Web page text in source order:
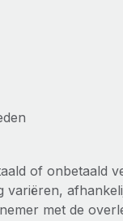
of onbetaald
met de